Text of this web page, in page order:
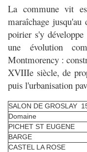
La commune vit
maraîchage
poirier s'y
une évolution
Montmorency :
XVIIIe siècle, de
puis l'urbanisation
SALON DE GROSLAY
Domaine
PICHET ST EUGENE
BARGE
CASTEL LA ROSE